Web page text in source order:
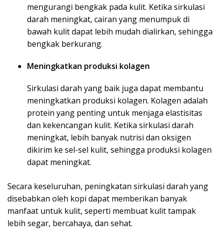
mengurangi bengkak pada kulit. Ketika sirkulasi
darah meningkat, cairan yang menumpuk di
bawah kulit dapat lebih mudah dialirkan, sehingga
bengkak berkurang.
Meningkatkan produksi kolagen
Sirkulasi darah yang baik juga dapat membantu
meningkatkan produksi kolagen. Kolagen adalah
protein yang penting untuk menjaga elastisitas
dan kekencangan kulit. Ketika sirkulasi darah
meningkat, lebih banyak nutrisi dan oksigen
dikirim ke sel-sel kulit, sehingga produksi kolagen
dapat meningkat.
Secara keseluruhan, peningkatan sirkulasi darah yang
disebabkan oleh kopi dapat memberikan banyak
manfaat untuk kulit, seperti membuat kulit tampak
lebih segar, bercahaya, dan sehat.